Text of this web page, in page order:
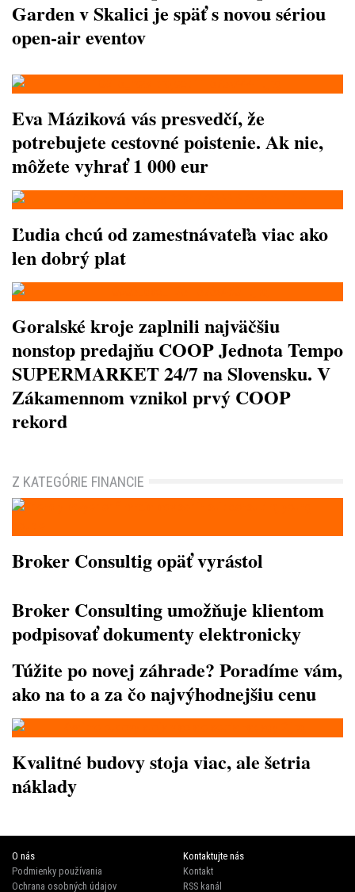
Garden v Skalici je späť s novou sériou
open-air eventov
Eva Máziková vás presvedčí, že
potrebujete cestovné poistenie. Ak nie,
môžete vyhrať 1 000 eur
Ľudia chcú od zamestnávateľa viac ako
len dobrý plat
Goralské kroje zaplnili najväčšiu
nonstop predajňu COOP Jednota Tempo
SUPERMARKET 24/7 na Slovensku. V
Zákamennom vznikol prvý COOP
rekord
Z KATEGÓRIE FINANCIE
Broker Consultig opäť vyrástol
Broker Consulting umožňuje klientom
podpisovať dokumenty elektronicky
Túžite po novej záhrade? Poradíme vám,
ako na to a za čo najvýhodnejšiu cenu
Kvalitné budovy stoja viac, ale šetria
náklady
O nás
Podmienky používania
Ochrana osobných údajov
Kontaktujte nás
Kontakt
RSS kanál